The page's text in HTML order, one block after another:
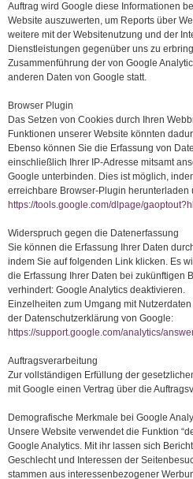
Auftrag wird Google diese Informationen
Website auszuwerten, um Reports über
weitere mit der Websitenutzung und der
Dienstleistungen gegenüber uns zu
Zusammenführung der von Google
anderen Daten von Google statt.
Browser Plugin
Das Setzen von Cookies durch Ihren
Funktionen unserer Website könnten
Ebenso können Sie die Erfassung von
einschließlich Ihrer IP-Adresse mitsamt
Google unterbinden. Dies ist möglich,
erreichbare Browser-Plugin herunterladen
https://tools.google.com/dlpage/
Widerspruch gegen die Datenerfassung
Sie können die Erfassung Ihrer Daten
indem Sie auf folgenden Link klicken. Es
die Erfassung Ihrer Daten bei zukünftigen
verhindert: Google Analytics deaktivieren.
Einzelheiten zum Umgang mit
der Datenschutzerklärung von Google:
https://support.google.com/analytics/
Auftragsverarbeitung
Zur vollständigen Erfüllung der
mit Google einen Vertrag über die
Demografische Merkmale bei Google
Unsere Website verwendet die Funktion
Google Analytics. Mit ihr lassen sich
Geschlecht und Interessen der
stammen aus interessenbezogener